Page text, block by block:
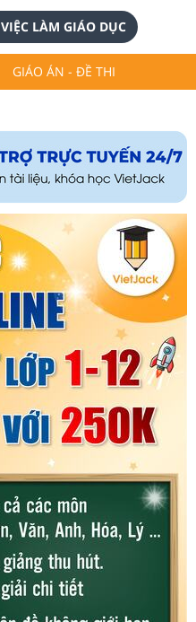
VIỆC LÀM GIÁO DỤC
GIÁO ÁN - ĐỀ THI